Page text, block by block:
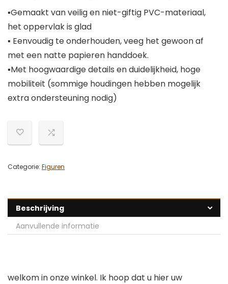
▪Gemaakt van veilig en niet-giftig PVC-materiaal,
het oppervlak is glad
▪ Eenvoudig te onderhouden, veeg het gewoon af
met een natte papieren handdoek.
▪Met hoogwaardige details en duidelijkheid, hoge
mobiliteit (sommige houdingen hebben mogelijk
extra ondersteuning nodig)
Categorie: Figuren
Beschrijving
Aanvullende informatie
welkom in onze winkel. Ik hoop dat u hier uw